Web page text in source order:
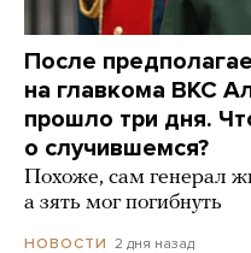
После
на главкома ВКС
прошло три дня.
о случившемся?
Похоже, сам генерал
а зять мог погибнуть
НОВОСТИ 2 дня назад